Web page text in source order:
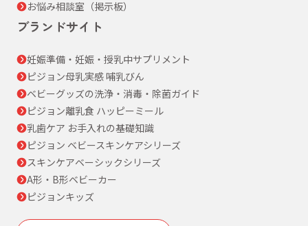
お悩み相談室（掲示板）
ブランドサイト
妊娠準備・妊娠・授乳中サプリメント
ピジョン母乳実感 哺乳びん
ベビーグッズの洗浄・消毒・除菌ガイド
ピジョン離乳食 ハッピーミール
乳歯ケア お手入れの基礎知識
ピジョン ベビースキンケアシリーズ
スキンケアベーシックシリーズ
A形・B形ベビーカー
ピジョンキッズ